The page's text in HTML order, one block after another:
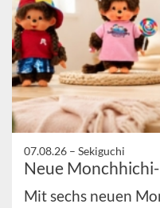
07.08.26 – Sekiguchi
Neue
Mit sechs neuen